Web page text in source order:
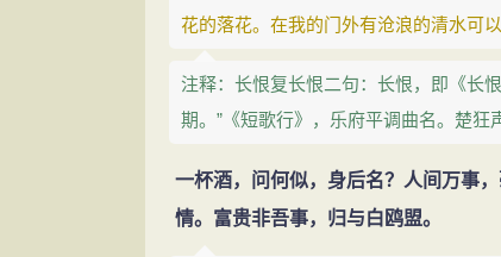
花的落花。在我的门外有沧浪的清水可以
注释：长恨复长恨二句：长恨，即《长
期。”《短歌行》，乐府平调曲名。楚狂
一杯酒，问何似，身后名？人间万事
情。富贵非吾事，归与白鸥盟。